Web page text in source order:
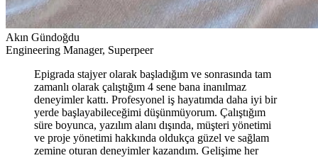
Akın Gündoğdu
Engineering Manager, Superpeer
Epigrada stajyer olarak başladığım ve sonrasında tam
zamanlı olarak çalıştığım 4 sene bana inanılmaz
deneyimler kattı. Profesyonel iş hayatımda daha iyi bir
yerde başlayabileceğimi düşünmüyorum. Çalıştığım
süre boyunca, yazılım alanı dışında, müşteri yönetimi
ve proje yönetimi hakkında oldukça güzel ve sağlam
zemine oturan deneyimler kazandım. Gelişime her